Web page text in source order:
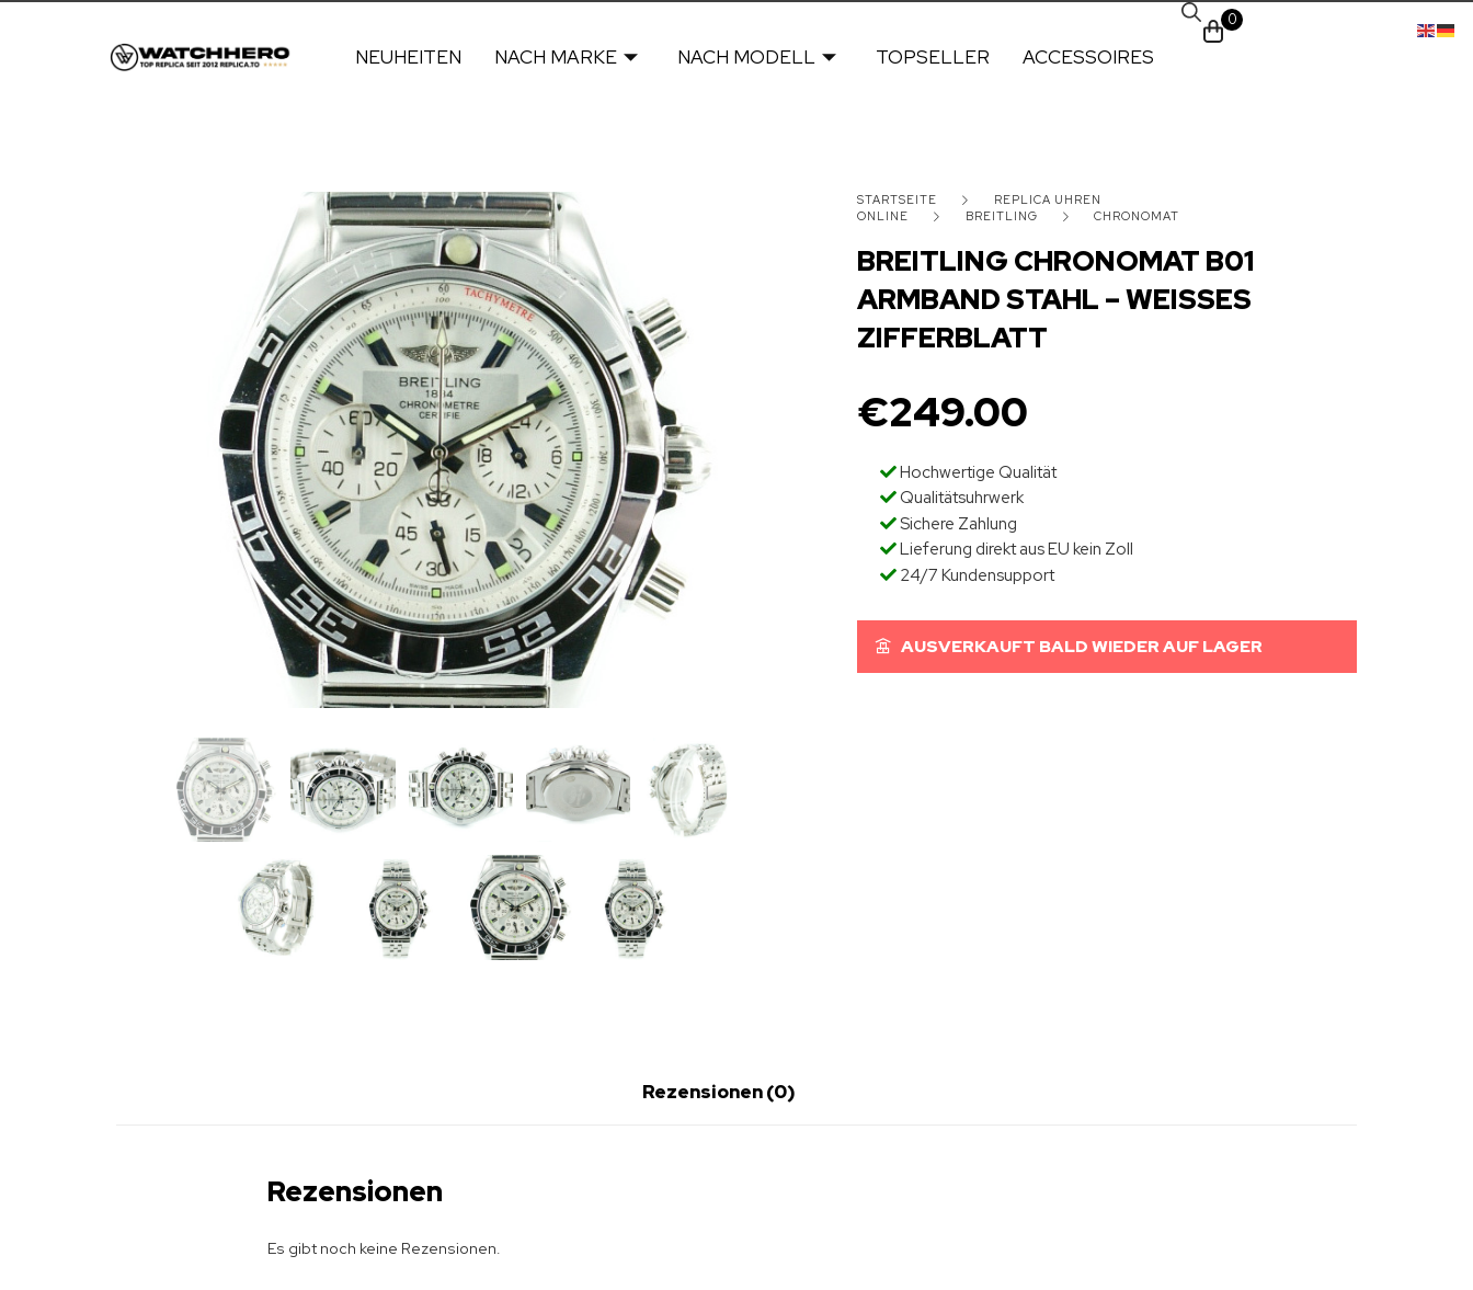
NEUHEITEN NACH MARKE NACH MODELL TOPSELLER ACCESSOIRES
0
STARTSEITE
REPLICA UHREN
ONLINE
BREITLING CHRONOMAT
BREITLING CHRONOMAT B01
ARMBAND STAHL – WEISSES
ZIFFERBLATT
€249.00
Hochwertige Qualität
Qualitätsuhrwerk
Sichere Zahlung
Lieferung direkt aus EU kein Zoll
24/7 Kundensupport
AUSVERKAUFT BALD WIEDER AUF LAGER
Rezensionen (0)
Rezensionen
Es gibt noch keine Rezensionen.